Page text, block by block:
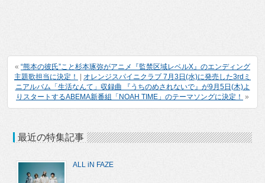
« “熊本の彼氏”こと杉本琢弥がアニメ『監禁区域レベルX』のエンディング
主題歌担当に決定！
オレンジスパイニクラブ 7月3日(水)に発売した3rdミ
ニアルバム「生活なんて」収録曲 『うちのめされないで』が9月5日(木)よ
りスタートするABEMA新番組「NOAH TIME」のテーマソングに決定！ »
最近の特集記事
ALL iN FAZE